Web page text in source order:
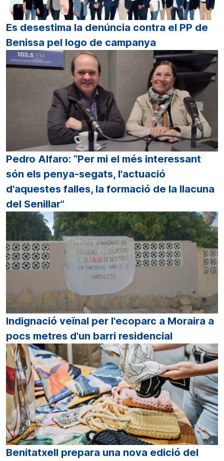
Es desestima la denúncia contra el PP de
Benissa pel logo de campanya
Pedro Alfaro: “Per mi el més interessant
són els penya-segats, l'actuació
d'aquestes falles, la formació de la llacuna
del Senillar”
Indignació veïnal per l'ecoparc a Moraira a
pocs metres d'un barri residencial
Benitatxell prepara una nova edició del